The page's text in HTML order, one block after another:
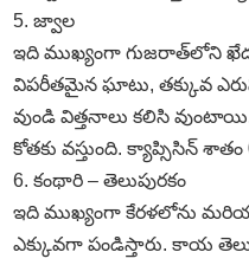
5. జ్వాల
ఇది ముఖ్యంగా గుజరాత్‌లోని
విపరీతమైన ఘాటు, తక్కువ
వుండి విత్తనాలు కలిసి
కోతకు వస్తుంది. క్యాప్సిసిన్‌ శాతం
6. కంథారి – తెలుపురకం
ఇది ముఖ్యంగా కేరళలోను
ఎక్కువగా పండిస్తారు. కాయ